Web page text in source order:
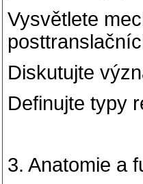
Vysvětlete
Diskutujte
Definujte typy
3. Anatomie a